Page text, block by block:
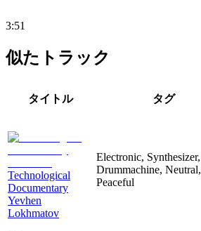
3:51
似たトラック
タイトル タグ
Technological
Documentary
Yevhen
Lokhmatov
Electronic, Synthesizer,
Drummachine, Neutral,
Peaceful